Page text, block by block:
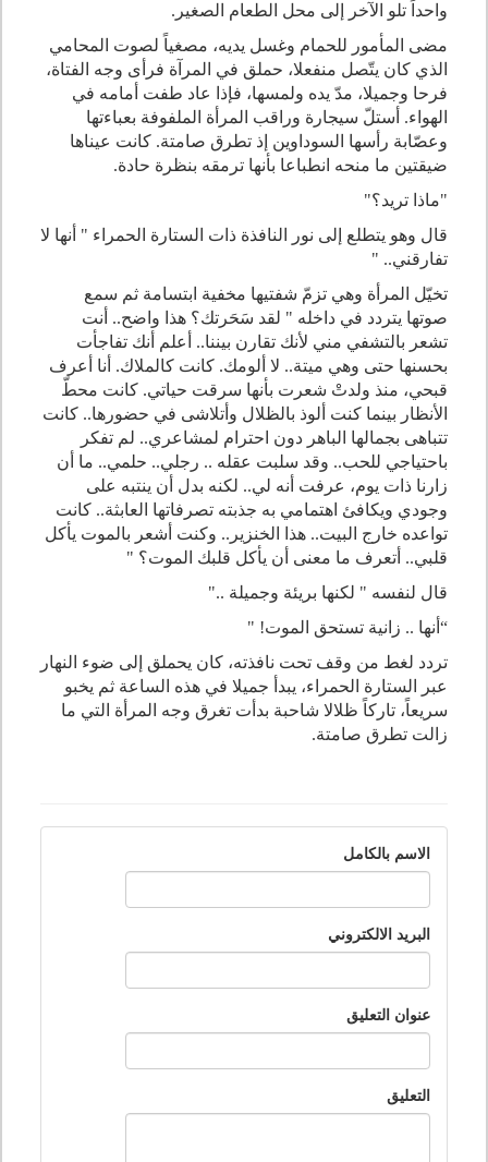
واحداً تلو الآخر إلى محل الطعام الصغير .
مضى المأمور للحمام وغسل يديه، مصغياً لصوت المحامي
الذي كان يتّصل منفعلا، حملق في المرآة فرأى وجه الفتاة،
فرحا وجميلا، مدّ يده ولمسها، فإذا عاد طفت أمامه في
الهواء. أستلّ سيجارة وراقب المرأة الملفوفة بعباءتها
وعصّابة رأسها السوداوين إذ تطرق صامتة. كانت عيناها
ضيقتين ما منحه انطباعا بأنها ترمقه بنظرة حادة.
"ماذا تريد؟"
قال وهو يتطلع إلى نور النافذة ذات الستارة الحمراء " أنها لا
تفارقني.. "
تخيّل المرأة وهي تزمّ شفتيها مخفية ابتسامة ثم سمع
صوتها يتردد في داخله " لقد سَحَرتك؟ هذا واضح.. أنت
تشعر بالتشفي مني لأنك تقارن بيننا.. أعلم أنك تفاجأت
بحسنها حتى وهي ميتة.. لا ألومك. كانت كالملاك. أنا أعرف
قبحي، منذ ولدتْ شعرت بأنها سرقت حياتي. كانت محطّ
الأنظار بينما كنت ألوذ بالظلال وأتلاشى في حضورها.. كانت
تتباهى بجمالها الباهر دون احترام لمشاعري.. لم تفكر
باحتياجي للحب.. وقد سلبت عقله .. رجلي.. حلمي.. ما أن
زارنا ذات يوم، عرفت أنه لي.. لكنه بدل أن ينتبه على
وجودي ويكافئ اهتمامي به جذبته تصرفاتها العابثة.. كانت
تواعده خارج البيت.. هذا الخنزير.. وكنت أشعر بالموت يأكل
قلبي.. أتعرف ما معنى أن يأكل قلبك الموت؟ "
قال لنفسه " لكنها بريئة وجميلة ..
"
“ أنها .. زانية تستحق الموت!
"
تردد لغط من وقف تحت نافذته، كان يحملق إلى ضوء النهار
عبر الستارة الحمراء، يبدأ جميلا في هذه الساعة ثم يخبو
سريعاً، تاركاً ظلالا شاحبة بدأت تغرق وجه المرأة التي ما
زالت تطرق صامتة.
الاسم بالكامل
البريد الالكتروني
عنوان التعليق
التعليق